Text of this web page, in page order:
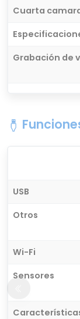
Cuarta
Grabación de
USB
Otros
Wi-Fi
Sensores